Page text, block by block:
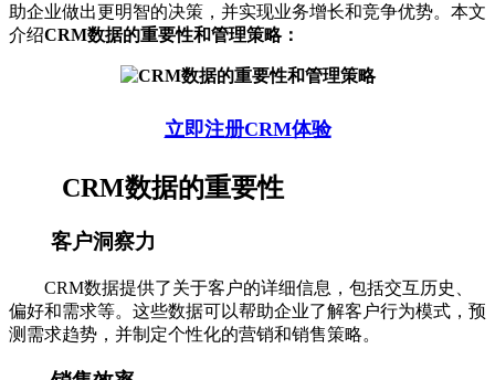
助企业做出更明智的决策，并实现业务增长和竞争优势。本文
介绍CRM数据的重要性和管理策略：
立即注册CRM体验
CRM数据的重要性
客户洞察力
CRM数据提供了关于客户的详细信息，包括交互历史、
偏好和需求等。这些数据可以帮助企业了解客户行为模式，预
测需求趋势，并制定个性化的营销和销售策略。